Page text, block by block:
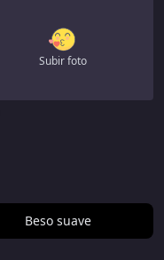
Subir foto
Beso suave